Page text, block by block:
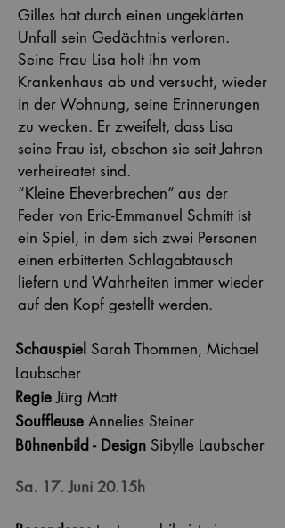
Gilles hat durch einen ungeklärten
Unfall sein Gedächtnis verloren.
Seine Frau Lisa holt ihn vom
Krankenhaus ab und versucht, wieder
in der Wohnung, seine Erinnerungen
zu wecken. Er zweifelt, dass Lisa
seine Frau ist, obschon sie seit Jahren
verheireatet sind.
“Kleine Eheverbrechen” aus der
Feder von Eric-Emmanuel Schmitt ist
ein Spiel, in dem sich zwei Personen
einen erbitterten Schlagabtausch
liefern und Wahrheiten immer wieder
auf den Kopf gestellt werden.
Schauspiel Sarah Thommen, Michael
Laubscher
RegieJürg Matt
Souffleuse Annelies Steiner
Bühnenbild - Design Sibylle Laubscher
Sa. 17. Juni 20.15h